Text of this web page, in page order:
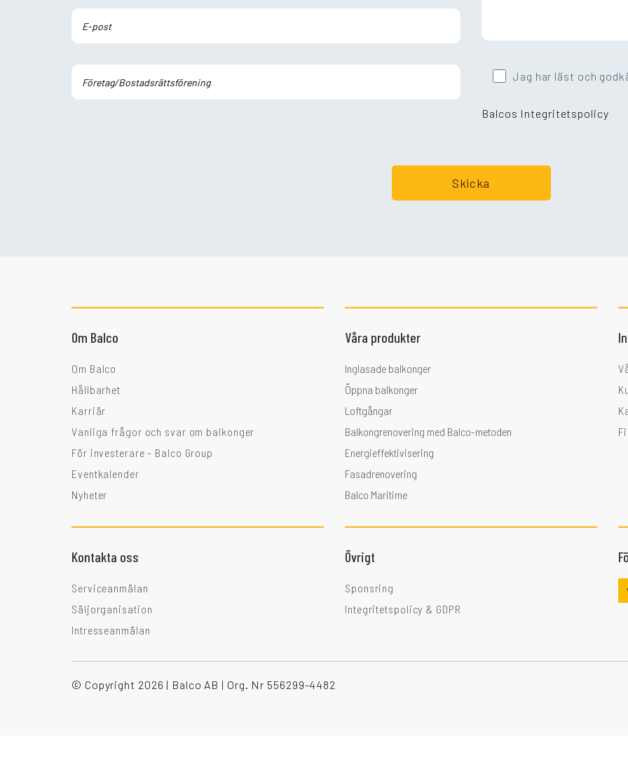
Jag har läst och
Balcos Integritetspolicy
Om Balco
Om Balco
Hållbarhet
Karriär
Vanliga frågor och svar om balkonger
För investerare - Balco Group
Eventkalender
Nyheter
Våra produkter
Inglasade balkonger
Öppna balkonger
Loftgångar
Balkongrenovering med Balco-metoden
Energieffektivisering
Fasadrenovering
Balco Maritime
Kontakta oss
Serviceanmälan
Säljorganisation
Intresseanmälan
Övrigt
Sponsring
Integritetspolicy & GDPR
© Copyright 2026 | Balco AB | Org. Nr 556299-4482